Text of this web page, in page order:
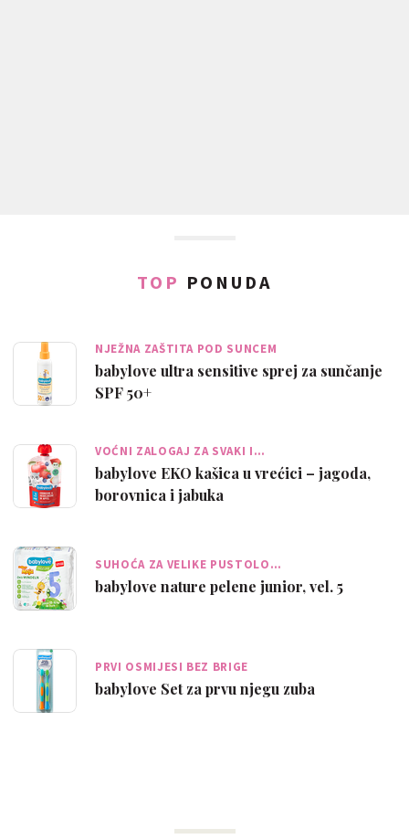
TOP PONUDA
NJEŽNA ZAŠTITA POD SUNCEM
babylove ultra sensitive sprej za sunčanje
SPF 50+
VOĆNI ZALOGAJ ZA SVAKI I…
babylove EKO kašica u vrećici – jagoda,
borovnica i jabuka
SUHOĆA ZA VELIKE PUSTOLO…
babylove nature pelene junior, vel. 5
PRVI OSMIJESI BEZ BRIGE
babylove Set za prvu njegu zuba